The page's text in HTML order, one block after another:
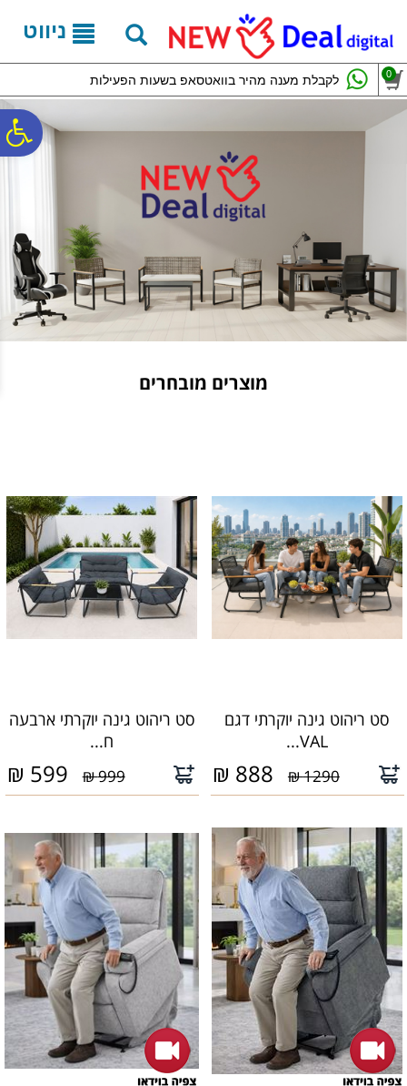
נגישות
אתר
המרכזי
ניווט
לקבלת מענה מהיר בוואטסאפ בשעות הפעילות 0
מוצרים מובחרים
סט ריהוט גינה יוקרתי דגם
VAL...
1290 ₪
888
₪
סט ריהוט גינה יוקרתי ארבעה
ח...
999 ₪
599
₪